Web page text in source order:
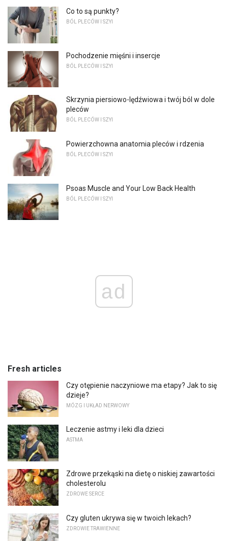
Co to są punkty?
BÓL PLECÓW I SZYI
Pochodzenie mięśni i insercje
BÓL PLECÓW I SZYI
Skrzynia piersiowo-lędźwiowa i twój ból w dole
pleców
BÓL PLECÓW I SZYI
Powierzchowna anatomia pleców i rdzenia
BÓL PLECÓW I SZYI
Psoas Muscle and Your Low Back Health
BÓL PLECÓW I SZYI
ad
Fresh articles
Czy otępienie naczyniowe ma etapy? Jak to się
dzieje?
MÓZG I UKŁAD NERWOWY
Leczenie astmy i leki dla dzieci
ASTMA
Zdrowe przekąski na dietę o niskiej zawartości
cholesterolu
ZDROWE SERCE
Czy gluten ukrywa się w twoich lekach?
ZDROWIE TRAWIENNE